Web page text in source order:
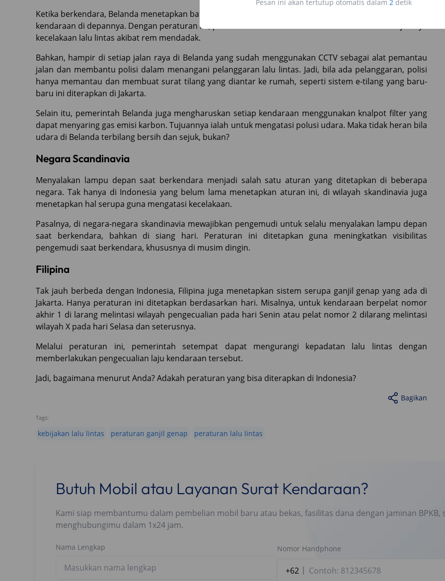
Ketika berkendara, Belanda menetapkan batasan aman atau jarak aman berkendara sekitar 2 meter dari
kendaraan di depannya. Dengan peraturan ini, pemerintah Belanda berusaha meminimalisasi terjadinya
kecelakaan lalu lintas akibat rem mendadak.
Bahkan, hampir di setiap jalan raya di Belanda yang sudah menggunakan CCTV sebagai alat pemantau
jalan dan membantu polisi dalam menangani pelanggaran lalu lintas. Jadi, bila ada pelanggaran, polisi
hanya memantau dan membuat surat tilang yang diantar ke rumah, seperti sistem e-tilang yang baru-
baru ini diterapkan di Jakarta.
Selain itu, pemerintah Belanda juga mengharuskan setiap kendaraan menggunakan knalpot filter yang
dapat menyaring gas emisi karbon. Tujuannya ialah untuk mengatasi polusi udara. Maka tidak heran bila
udara di Belanda terbilang bersih dan sejuk, bukan?
Negara Scandinavia
Menyalakan lampu depan saat berkendara menjadi salah satu aturan yang ditetapkan di beberapa
negara. Tak hanya di Indonesia yang belum lama menetapkan aturan ini, di wilayah skandinavia juga
menetapkan hal serupa guna mengatasi kecelakaan.
Pasalnya, di negara-negara skandinavia mewajibkan pengemudi untuk selalu menyalakan lampu depan
saat berkendara, bahkan di siang hari. Peraturan ini ditetapkan guna meningkatkan visibilitas
pengemudi saat berkendara, khususnya di musim dingin.
Filipina
Tak jauh berbeda dengan Indonesia, Filipina juga menetapkan sistem serupa ganjil genap yang ada di
Jakarta. Hanya peraturan ini ditetapkan berdasarkan hari. Misalnya, untuk kendaraan berpelat nomor
akhir 1 di larang melintasi wilayah pengecualian pada hari Senin atau pelat nomor 2 dilarang melintasi
wilayah X pada hari Selasa dan seterusnya.
Melalui peraturan ini, pemerintah setempat dapat mengurangi kepadatan lalu lintas dengan
memberlakukan pengecualian laju kendaraan tersebut.
Jadi, bagaimana menurut Anda? Adakah peraturan yang bisa diterapkan di Indonesia?
Bagikan
Tags:
kebijakan lalu lintas peraturan ganjil genap peraturan lalu lintas
Butuh Mobil atau Layanan Surat Kendaraan?
Kami siap membantumu dalam pembelian mobil baru atau bekas, fasilitas dana dengan jaminan
menghubungimu dalam 1x24 jam.
Nama Lengkap Nomor Handphone
+62